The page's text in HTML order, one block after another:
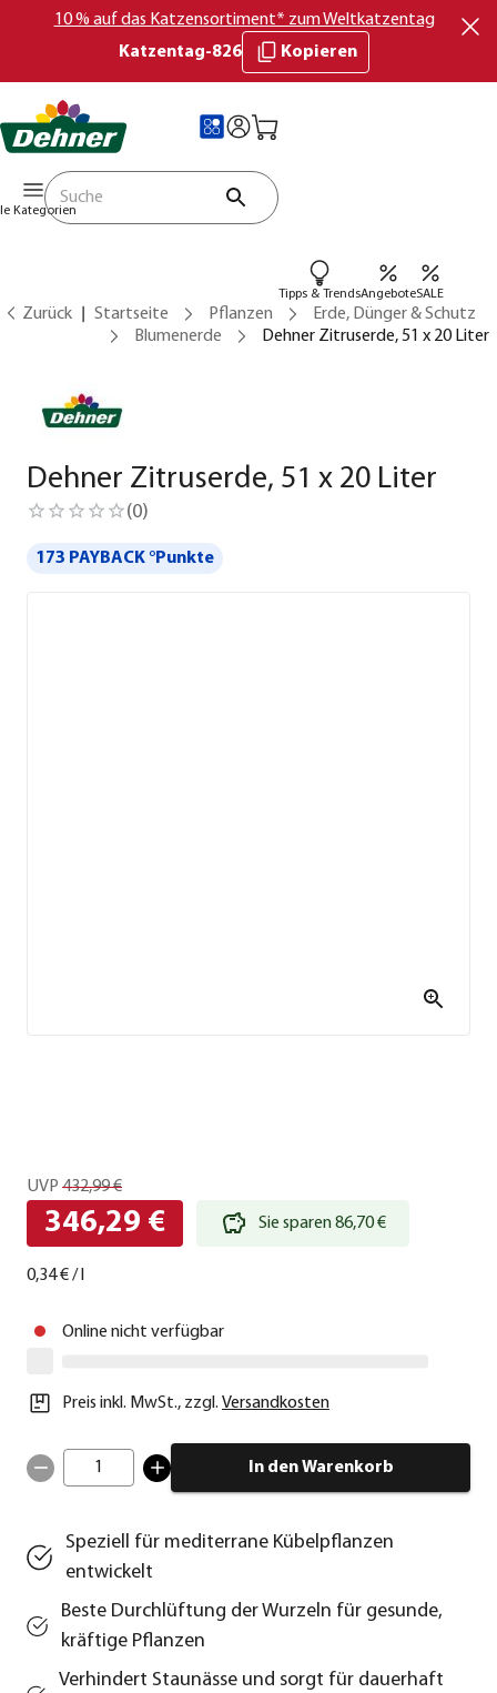
10 % auf das Katzensortiment* zum Weltkatzentag
Katzentag-826
Kopieren
Kategorien
Tipps & TrendsAngeboteSALE
Zurück Startseite Pflanzen
Erde, Dünger & Schutz
Blumenerde
Dehner Zitruserde, 51 x 20 Liter
Dehner Zitruserde, 51 x 20 Liter
(0)
173 PAYBACK °Punkte
UVP 432,99 €
346,29 € Sie sparen 86,70 €
0,34 €/l
Online nicht verfügbar
Preis inkl. MwSt., zzgl. Versandkosten
1 In den Warenkorb
Speziell für mediterrane Kübelpflanzen
entwickelt
Beste Durchlüftung der Wurzeln für gesunde,
kräftige Pflanzen
Verhindert Staunässe und sorgt für dauerhaft